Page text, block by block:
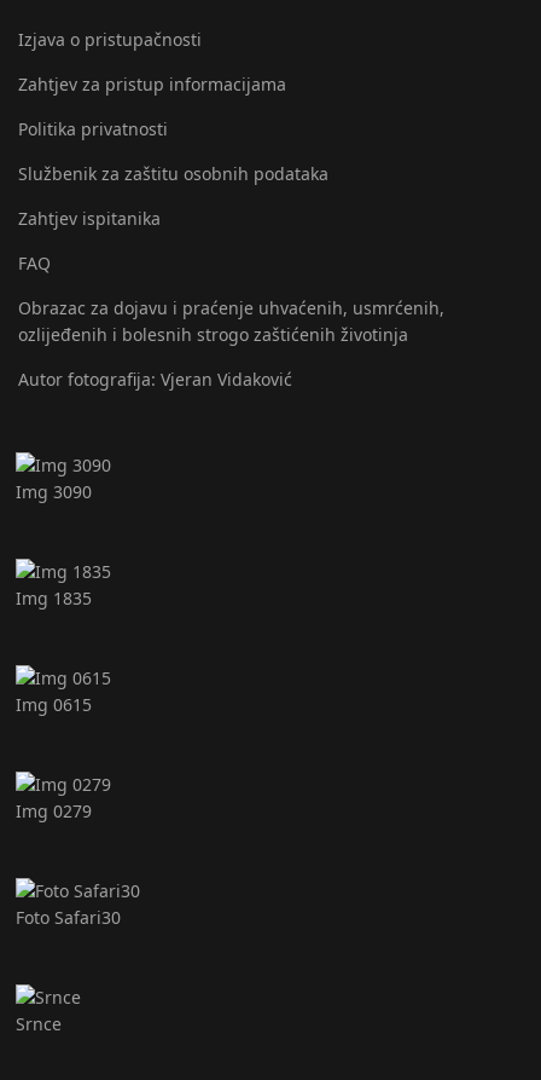
Izjava o pristupačnosti
Zahtjev za pristup informacijama
Politika privatnosti
Službenik za zaštitu osobnih podataka
Zahtjev ispitanika
FAQ
Obrazac za dojavu i praćenje uhvaćenih, usmrćenih,
ozlijeđenih i bolesnih strogo zaštićenih životinja
Autor fotografija: Vjeran Vidaković
Img 3090
Img 1835
Img 0615
Img 0279
Foto Safari30
Srnce